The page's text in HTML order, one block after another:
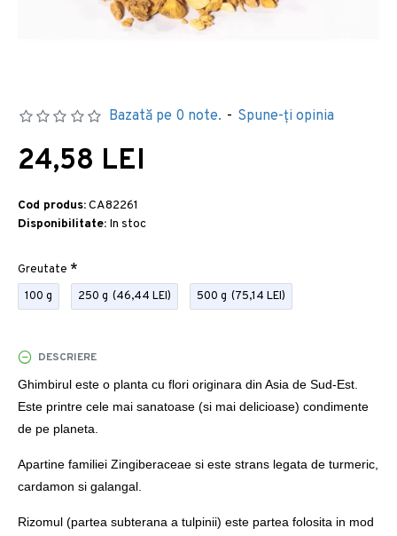
Bazată pe 0 note. - Spune-ţi opinia
24,58 LEI
Cod produs:CA82261
Disponibilitate: In stoc
Greutate
100 g
250 g (46,44 LEI) 500 g (75,14 LEI)
DESCRIERE
Ghimbirul este o planta cu flori originara din Asia de Sud-Est.
Este printre cele mai sanatoase (si mai delicioase) condimente
de pe planeta.
Apartine familiei Zingiberaceae si este strans legata de turmeric,
cardamon si galangal.
Rizomul (partea subterana a tulpinii) este partea folosita in mod